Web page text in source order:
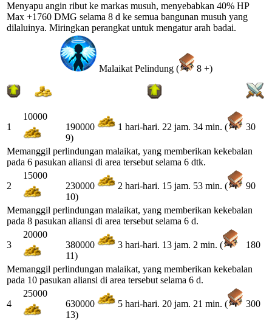
Menyapu angin ribut ke markas musuh, menyebabkan 40% HP
Max +1760 DMG selama 8 d ke semua bangunan musuh yang
dilaluinya. Miringkan perangkat untuk mengatur arah badai.
Malaikat Pelindung ( 8 +)
1
10000
190000
1 hari-hari. 22 jam. 34 min. (
9)
30
Memanggil perlindungan malaikat, yang memberikan kekebalan
pada 6 pasukan aliansi di area tersebut selama 6 dtk.
2
15000
230000
2 hari-hari. 15 jam. 53 min. (
10)
90
Memanggil perlindungan malaikat, yang memberikan kekebalan
pada 8 pasukan aliansi di area tersebut selama 6 d.
3
20000
380000
3 hari-hari. 13 jam. 2 min. (
11)
180
Memanggil perlindungan malaikat, yang memberikan kekebalan
pada 10 pasukan aliansi di area tersebut selama 6 d.
4
25000
630000
5 hari-hari. 20 jam. 21 min. (
13)
300